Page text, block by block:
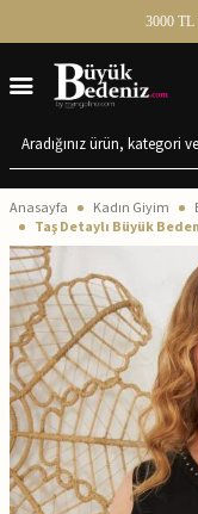
3000
Anasayfa Kadın Giyim
Taş Detaylı Büyük